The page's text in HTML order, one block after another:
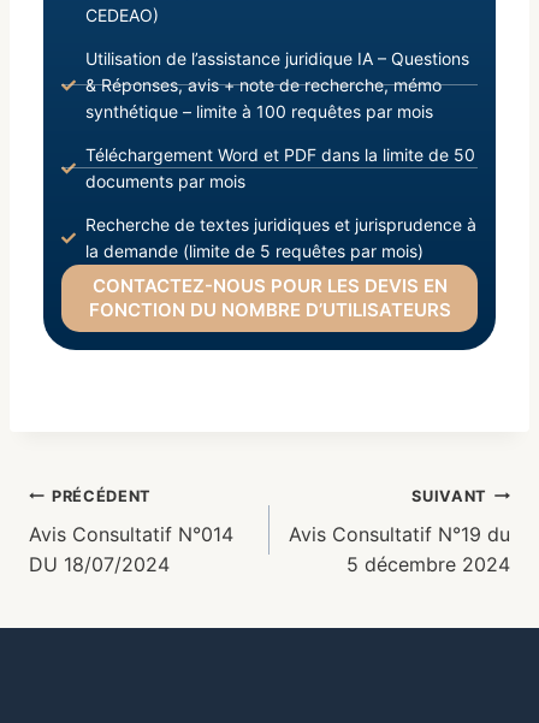
CEDEAO)
Utilisation de l’assistance juridique IA – Questions
& Réponses, avis + note de recherche, mémo
synthétique – limite à 100 requêtes par mois
Téléchargement Word et PDF dans la limite de 50
documents par mois
Recherche de textes juridiques et jurisprudence à
la demande (limite de 5 requêtes par mois)
CONTACTEZ-NOUS POUR LES DEVIS EN
FONCTION DU NOMBRE D’UTILISATEURS
PRÉCÉDENT
Avis Consultatif N°014
DU 18/07/2024
SUIVANT
Avis Consultatif N°19 du
5 décembre 2024